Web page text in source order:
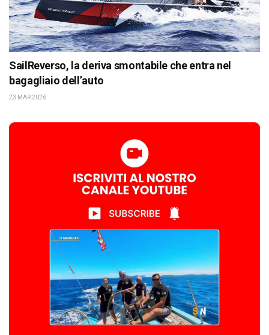
SailReverso, la deriva smontabile che entra nel
bagagliaio dell’auto
23 MAR 2026